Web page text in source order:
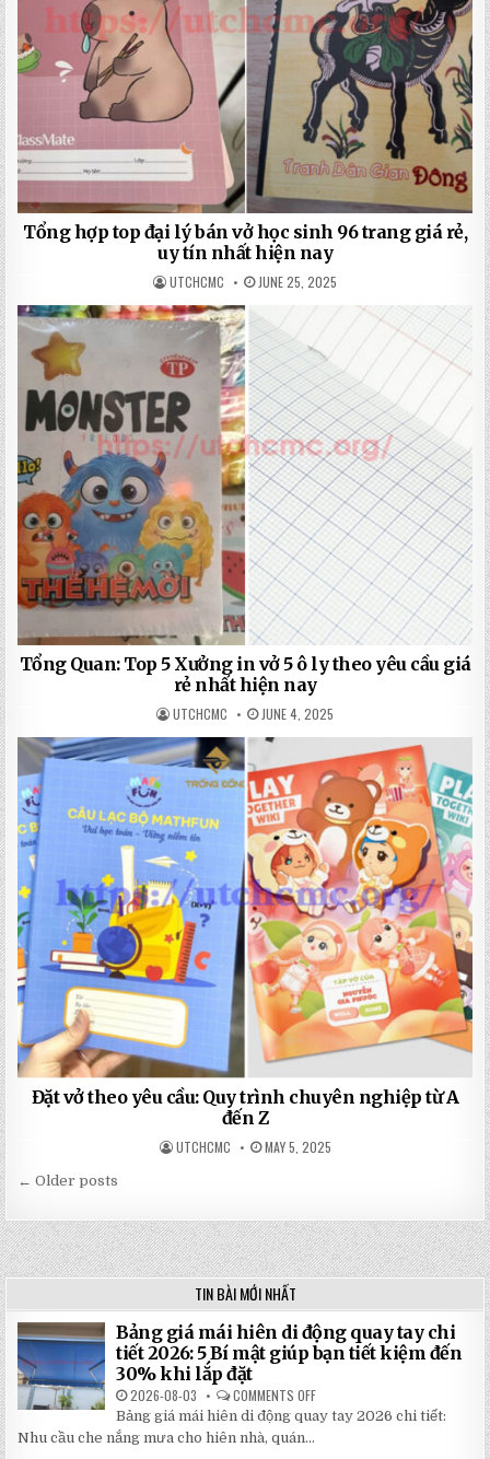
Tổng hợp top đại lý bán vở học sinh 96 trang giá rẻ,
uy tín nhất hiện nay
UTCHCMC JUNE 25, 2025
Tổng Quan: Top 5 Xưởng in vở 5 ô ly theo yêu cầu giá
rẻ nhất hiện nay
UTCHCMC JUNE 4, 2025
Đặt vở theo yêu cầu: Quy trình chuyên nghiệp từ A
đến Z
UTCHCMC MAY 5, 2025
navigation
← Older posts
TIN BÀI MỚI NHẤT
Bảng giá mái hiên di động quay tay chi
tiết 2026: 5 Bí mật giúp bạn tiết kiệm đến
30% khi lắp đặt
2026-08-03 COMMENTS OFF
BẢNG
GIÁ
Bảng giá mái hiên di động quay tay 2026 chi tiết:
Nhu cầu che nắng mưa cho hiên nhà, quán...